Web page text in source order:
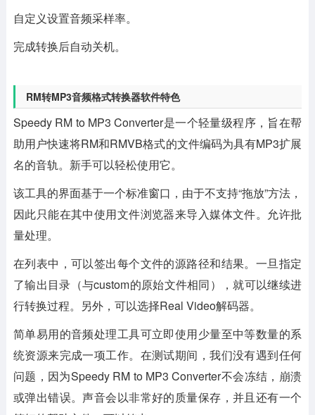
自定义设置音频采样率。
完成转换后自动关机。
RM转MP3音频格式转换器软件特色
Speedy RM to MP3 Converter是一个轻量级程序，旨在帮
助用户快速将RM和RMVB格式的文件编码为具有MP3扩展
名的音轨。新手可以轻松使用它。
该工具的界面基于一个标准窗口，由于不支持“拖放”方法，
因此只能在其中使用文件浏览器来导入媒体文件。允许批
量处理。
在列表中，可以签出每个文件的源路径和结果。一旦指定
了输出目录（与custom的原始文件相同），就可以继续进
行转换过程。另外，可以选择Real Video解码器。
简单易用的音频处理工具可立即使用少量至中等数量的系
统资源来完成一项工作。在测试期间，我们没有遇到任何
问题，因为Speedy RM to MP3 Converter不会冻结，崩溃
或弹出错误。声音会以非常好的质量保存，并且还有一个